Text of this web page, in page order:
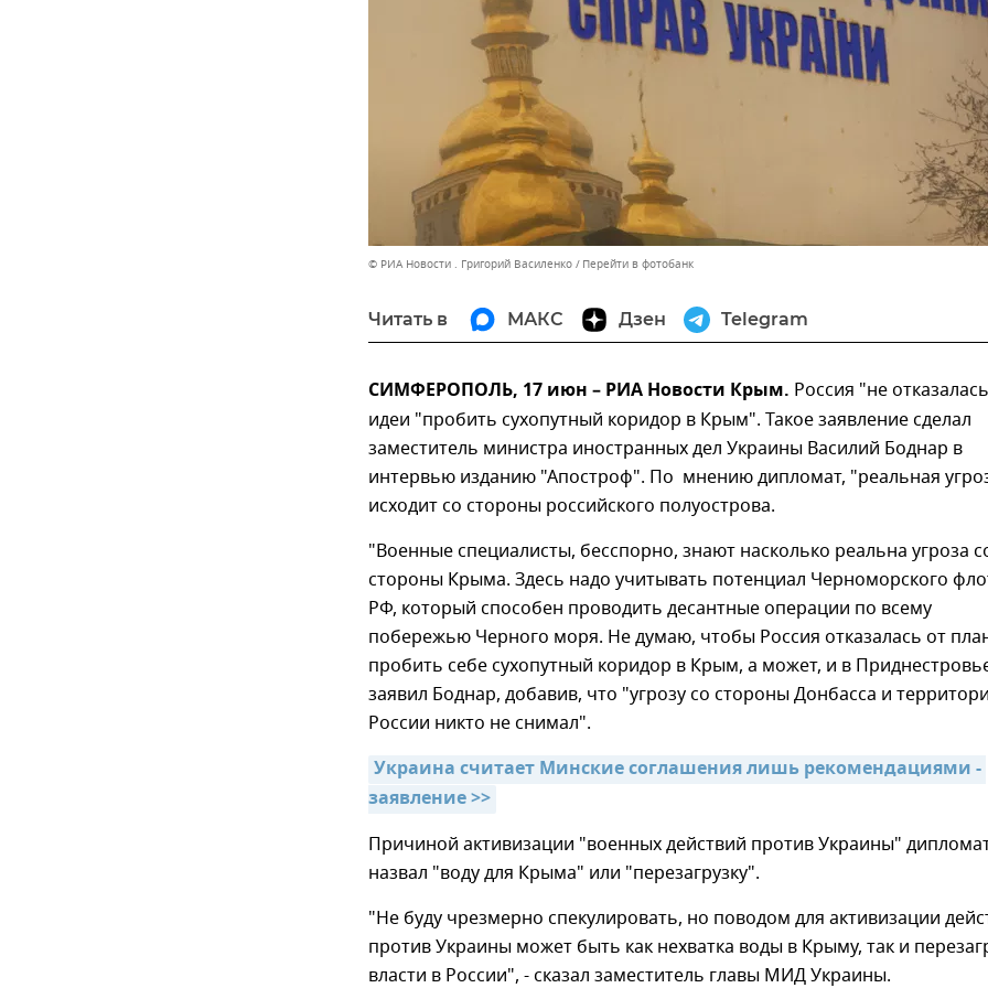
© РИА Новости . Григорий Василенко Перейти в фотобанк
Читать в МАКС Дзен Telegram
СИМФЕРОПОЛЬ, 17 июн – РИА Новости Крым. Россия "не
идеи "пробить сухопутный коридор в Крым". Такое заявление сделал
заместитель министра иностранных дел Украины Василий Боднар в
интервью изданию "Апостроф". По мнению дипломат, "реальная
исходит со стороны российского полуострова.
"Военные специалисты, бесспорно, знают насколько реальна угроза
стороны Крыма. Здесь надо учитывать потенциал Черноморского
РФ, который способен проводить десантные операции по всему
побережью Черного моря. Не думаю, чтобы Россия отказалась от
пробить себе сухопутный коридор в Крым, а может, и в
заявил Боднар, добавив, что "угрозу со стороны Донбасса и
России никто не снимал".
Украина считает Минские соглашения лишь рекомендациями -
заявление >>
Причиной активизации "военных действий против Украины"
назвал "воду для Крыма" или "перезагрузку".
"Не буду чрезмерно спекулировать, но поводом для активизации
против Украины может быть как нехватка воды в Крыму, так и
власти в России", - сказал заместитель главы МИД Украины.